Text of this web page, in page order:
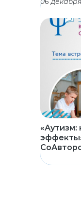
«Аутизм: